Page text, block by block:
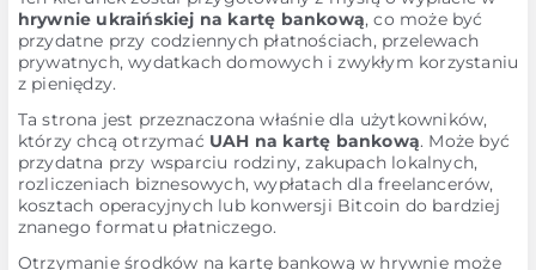
hrywnie ukraińskiej na kartę bankową, co może być
przydatne przy codziennych płatnościach, przelewach
prywatnych, wydatkach domowych i zwykłym korzystaniu
z pieniędzy.
Ta strona jest przeznaczona właśnie dla użytkowników,
którzy chcą otrzymać UAH na kartę bankową. Może być
przydatna przy wsparciu rodziny, zakupach lokalnych,
rozliczeniach biznesowych, wypłatach dla freelancerów,
kosztach operacyjnych lub konwersji Bitcoin do bardziej
znanego formatu płatniczego.
Otrzymanie środków na kartę bankową w hrywnie może